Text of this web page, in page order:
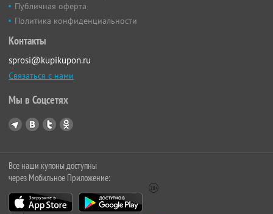
Публичная оферта
Политика конфиденциальности
Контакты
sprosi@kupikupon.ru
Связаться с нами
Мы в Соцсетях
Все наши купоны доступны
через Мобильное Приложение: